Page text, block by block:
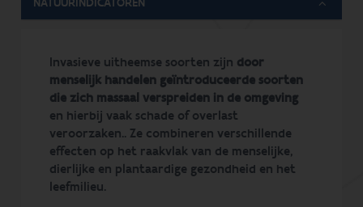
Invasieve uitheemse soorten zijn door
menselijk handelen geïntroduceerde soorten
die zich massaal verspreiden in de omgeving
en hierbij vaak schade of overlast
veroorzaken.. Ze combineren verschillende
effecten op het raakvlak van de menselijke,
dierlijke en plantaardige gezondheid en het
leefmilieu.